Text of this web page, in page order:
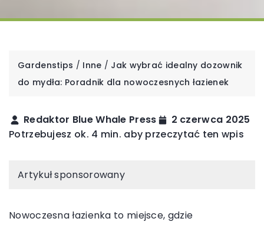
Gardenstips / Inne / Jak wybrać idealny dozownik
do mydła: Poradnik dla nowoczesnych łazienek
Redaktor Blue Whale Press
2 czerwca 2025
Potrzebujesz ok. 4 min. aby przeczytać ten wpis
Artykuł sponsorowany
Nowoczesna łazienka to miejsce, gdzie